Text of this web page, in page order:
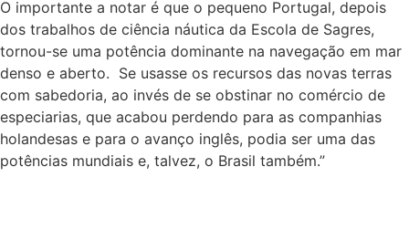
O importante a notar é que o pequeno Portugal, depois
dos trabalhos de ciência náutica da Escola de Sagres,
tornou-se uma potência dominante na navegação em mar
denso e aberto. Se usasse os recursos das novas terras
com sabedoria, ao invés de se obstinar no comércio de
especiarias, que acabou perdendo para as companhias
holandesas e para o avanço inglês, podia ser uma das
potências mundiais e, talvez, o Brasil também.”